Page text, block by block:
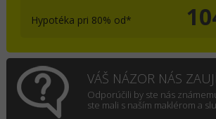
Hypotéka pri 80% od*
VÁŠ NÁZOR NÁS
Odporúčili by ste nás
ste mali s naším maklérom a